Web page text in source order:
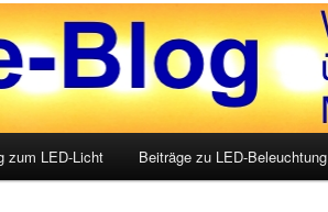
zum LED-Licht Beiträge zu LED-Beleuchtung